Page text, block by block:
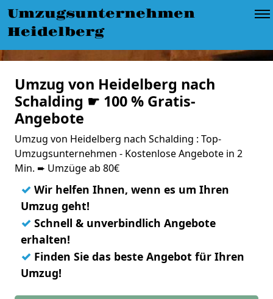
Umzugsunternehmen
Heidelberg
Umzug von Heidelberg nach
Schalding ☛ 100 % Gratis-
Angebote
Umzug von Heidelberg nach Schalding : Top-
Umzugsunternehmen - Kostenlose Angebote in 2
Min. ➨ Umzüge ab 80€
✓ Wir helfen Ihnen, wenn es um Ihren
Umzug geht!
✓ Schnell & unverbindlich Angebote
erhalten!
✓ Finden Sie das beste Angebot für Ihren
Umzug!